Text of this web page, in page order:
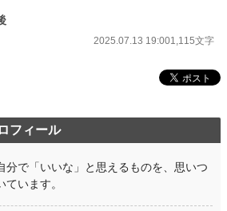
て他、整合性を合わせる修正をしました。
2025.07.13 19:001,115文字
フィール
分で「いいな」と思えるものを、思いつ
います。